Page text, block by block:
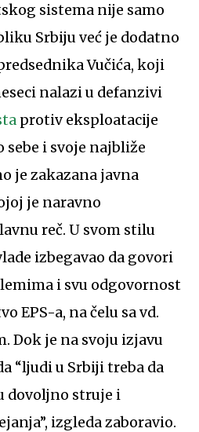
sistema nije samo
Srbiju već je dodatno
Vučića, koji
nalazi u defanzivi
protiv eksploatacije
sebe i svoje najbliže
je zakazana javna
je naravno
reč. U svom stilu
izbegavao da govori
i svu odgovornost
EPS-a, na čelu sa vd.
Dok je na svoju izjavu
“ljudi u Srbiji treba da
dovoljno struje i
izgleda zaboravio.